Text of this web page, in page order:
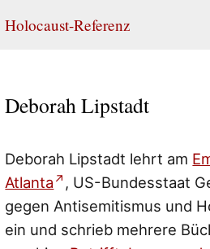
Holocaust-Referenz
Deborah Lipstadt
Deborah Lipstadt lehrt am
Atlanta
, US-Bundesstaat
gegen Antisemitismus und
ein und schrieb mehrere